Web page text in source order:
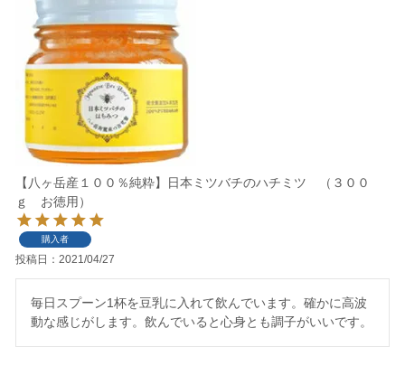
【八ヶ岳産１００％純粋】日本ミツバチのハチミツ （３００
ｇ お徳用）
購入者
投稿日 2021/04/27
毎日スプーン1杯を豆乳に入れて飲んでいます。確かに高波
動な感じがします。飲んでいると心身とも調子がいいです。